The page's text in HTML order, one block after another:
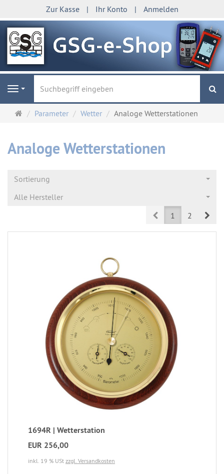
Zur Kasse Ihr Konto Anmelden
Navigation
Startseite
Parameter Wetter Analoge Wetterstationen
Analoge Wetterstationen
Sortierung
Alle Hersteller
Prev1 2
1694R | Wetterstation
EUR 256,00
inkl. 19 % USt zzgl. Versandkosten